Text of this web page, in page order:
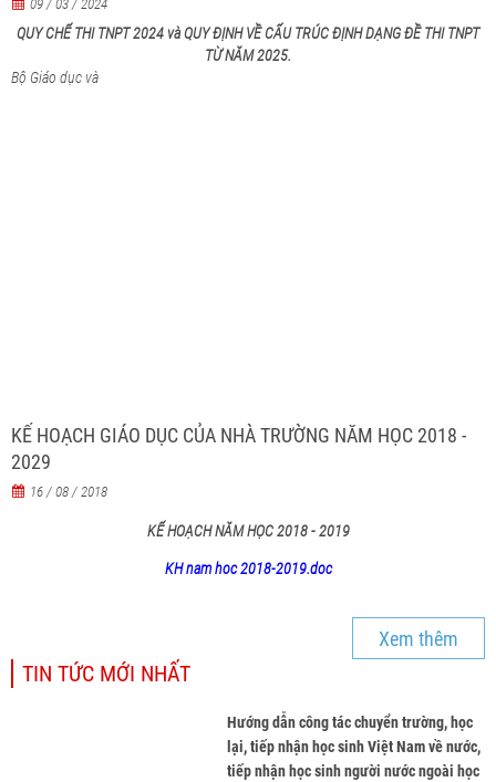
09 / 03 / 2024
QUY CHẾ THI TNPT 2024 và QUY ĐỊNH VỀ CẤU TRÚC ĐỊNH DẠNG ĐỀ THI TNPT
TỪ NĂM 2025.
Bộ Giáo dục và
KẾ HOẠCH GIÁO DỤC CỦA NHÀ TRƯỜNG NĂM HỌC 2018 -
2029
16 / 08 / 2018
KẾ HOẠCH NĂM HỌC 2018 - 2019
KH nam hoc 2018-2019.doc
Xem thêm
TIN TỨC MỚI NHẤT
Hướng dẫn công tác chuyển trường, học
lại, tiếp nhận học sinh Việt Nam về nước,
tiếp nhận học sinh người nước ngoài học